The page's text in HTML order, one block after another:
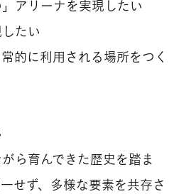
アリーナを実現したい
たい
的に利用される場所をつく
ら育んできた歴史を踏ま
せず、多様な要素を共存さ